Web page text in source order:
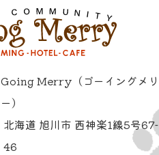
Going Merry（ゴーイングメリ
ー）
北海道 旭川市 西神楽1線5号67-
46